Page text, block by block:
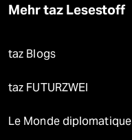
Mehr taz Lesestoff
taz Blogs
taz FUTURZWEI
Le Monde diplomatique